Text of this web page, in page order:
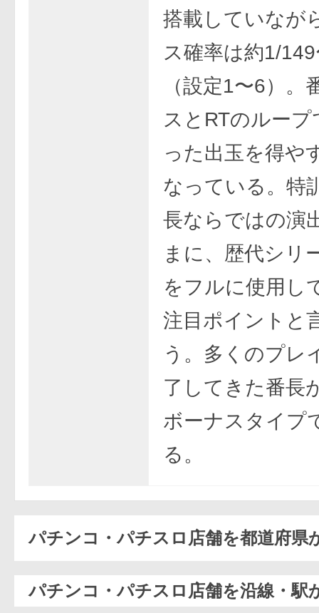
搭載していなが
ス確率は約1/
（設定1〜6）。
スとRTのルー
った出玉を得や
なっている。特
長ならではの演
まに、歴代シリ
をフルに使用し
注目ポイントと
う。多くのプレ
了してきた番長
ボーナスタイプ
る。
パチンコ・パチスロ店舗を都道府県
パチンコ・パチスロ店舗を沿線・駅